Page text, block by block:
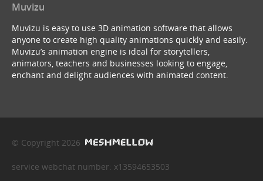
Muvizu
Muvizu is easy to use 3D animation software that allows
anyone to create high quality animations quickly and easily.
Muvizu’s animation engine is ideal for storytellers,
animators, teachers and businesses looking to engage,
enchant and delight audiences with animated content.
© Copyright 2026
service webchat number: x13594653503